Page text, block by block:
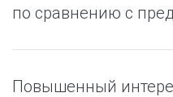
по сравнению с
Повышенный